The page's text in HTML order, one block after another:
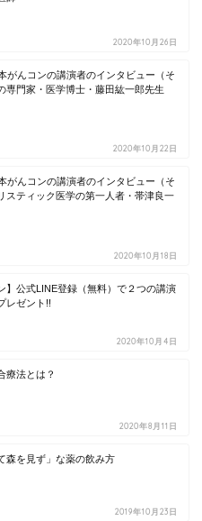
2020年10月26日
がんコンの講演者のインタビュー（そ
専門家・医学博士・藤田紘一郎先生
2020年10月22日
がんコンの講演者のインタビュー（そ
スティック医学の第一人者・帯津良一
2020年10月18日
】公式LINE登録（無料）で２つの講演
レゼント!!
2020年10月4日
療法とは？
2020年8月11日
森を見ず」な薬の飲み方
2019年10月23日